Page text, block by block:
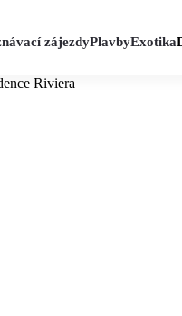
zájezdyPlavbyExotika
Riviera